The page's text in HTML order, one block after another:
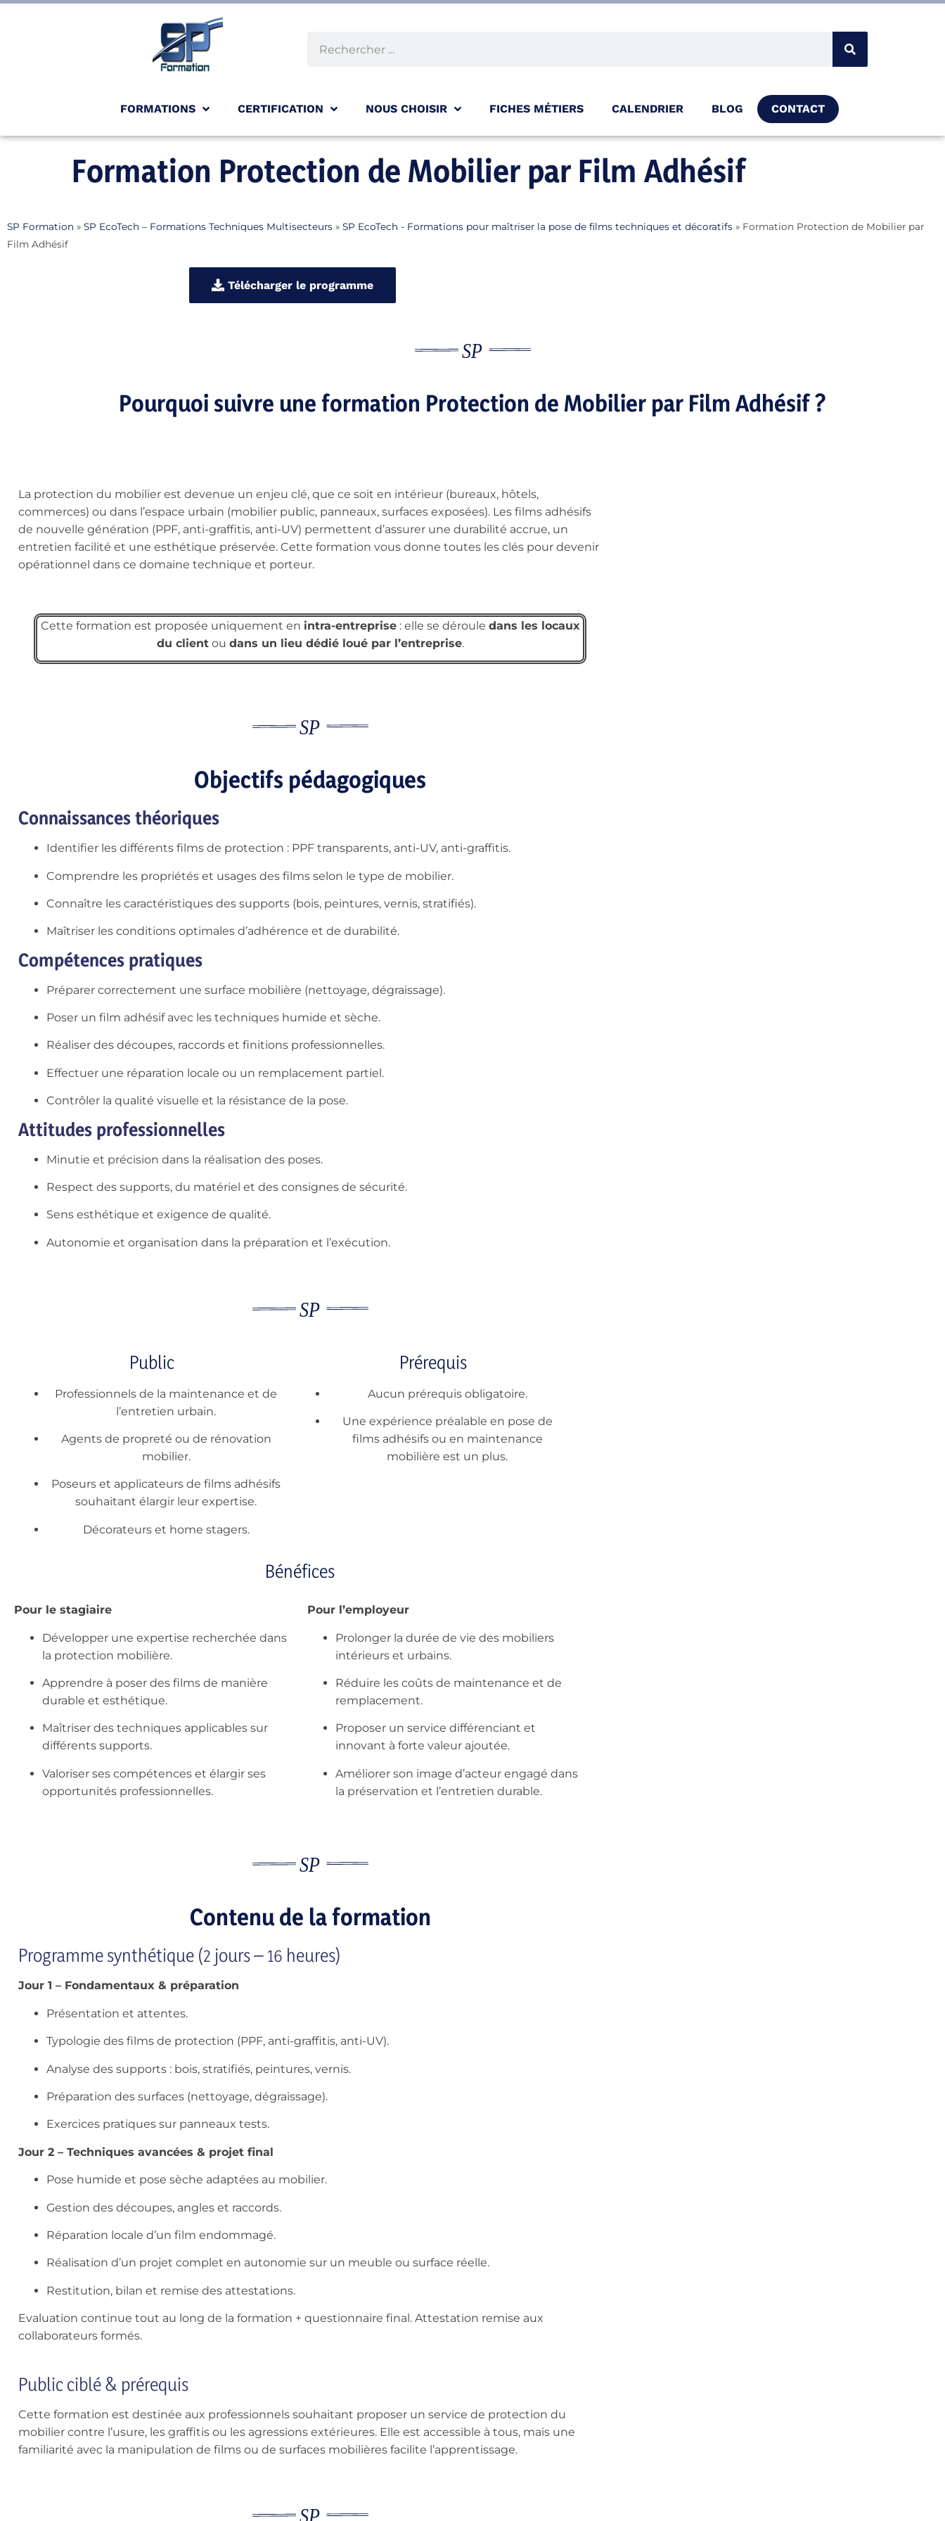
FORMATIONS CERTIFICATION NOUS CHOISIR FICHES MÉTIERS CALENDRIER BLOG CONTACT
Formation Protection de Mobilier par Film Adhésif
SP Formation » SP EcoTech – Formations Techniques Multisecteurs » SP EcoTech - Formations pour maîtriser la pose de films techniques et décoratifs » Formation Protection de Mobilier par
Film Adhésif
Télécharger le programme
Pourquoi suivre une formation Protection de Mobilier par Film Adhésif ?
La protection du mobilier est devenue un enjeu clé, que ce soit en intérieur (bureaux, hôtels,
commerces) ou dans l’espace urbain (mobilier public, panneaux, surfaces exposées). Les films adhésifs
de nouvelle génération (PPF, anti-graffitis, anti-UV) permettent d’assurer une durabilité accrue, un
entretien facilité et une esthétique préservée. Cette formation vous donne toutes les clés pour devenir
opérationnel dans ce domaine technique et porteur.
Cette formation est proposée uniquement en intra-entreprise: elle se déroule dans les locaux
du clientou dans un lieu dédié loué par l’entreprise.
Objectifs pédagogiques
Connaissances théoriques
Identifier les différents films de protection : PPF transparents, anti-UV, anti-graffitis.
Comprendre les propriétés et usages des films selon le type de mobilier.
Connaître les caractéristiques des supports (bois, peintures, vernis, stratifiés).
Maîtriser les conditions optimales d’adhérence et de durabilité.
Compétences pratiques
Préparer correctement une surface mobilière (nettoyage, dégraissage).
Poser un film adhésif avec les techniques humide et sèche.
Réaliser des découpes, raccords et finitions professionnelles.
Effectuer une réparation locale ou un remplacement partiel.
Contrôler la qualité visuelle et la résistance de la pose.
Attitudes professionnelles
Minutie et précision dans la réalisation des poses.
Respect des supports, du matériel et des consignes de sécurité.
Sens esthétique et exigence de qualité.
Autonomie et organisation dans la préparation et l’exécution.
Public
Professionnels de la maintenance et de
l’entretien urbain.
Agents de propreté ou de rénovation
mobilier.
Poseurs et applicateurs de films adhésifs
souhaitant élargir leur expertise.
Décorateurs et home stagers.
Prérequis
Aucun prérequis obligatoire.
Une expérience préalable en pose de
films adhésifs ou en maintenance
mobilière est un plus.
Bénéfices
Pour le stagiaire
Développer une expertise recherchée dans
la protection mobilière.
Apprendre à poser des films de manière
durable et esthétique.
Maîtriser des techniques applicables sur
différents supports.
Valoriser ses compétences et élargir ses
opportunités professionnelles.
Pour l’employeur
Prolonger la durée de vie des mobiliers
intérieurs et urbains.
Réduire les coûts de maintenance et de
remplacement.
Proposer un service différenciant et
innovant à forte valeur ajoutée.
Améliorer son image d’acteur engagé dans
la préservation et l’entretien durable.
Contenu de la formation
Programme synthétique (2 jours – 16 heures)
Jour 1 – Fondamentaux & préparation
Présentation et attentes.
Typologie des films de protection (PPF, anti-graffitis, anti-UV).
Analyse des supports : bois, stratifiés, peintures, vernis.
Préparation des surfaces (nettoyage, dégraissage).
Exercices pratiques sur panneaux tests.
Jour 2 – Techniques avancées & projet final
Pose humide et pose sèche adaptées au mobilier.
Gestion des découpes, angles et raccords.
Réparation locale d’un film endommagé.
Réalisation d’un projet complet en autonomie sur un meuble ou surface réelle.
Restitution, bilan et remise des attestations.
Evaluation continue tout au long de la formation + questionnaire final. Attestation remise aux
collaborateurs formés.
Public ciblé & prérequis
Cette formation est destinée aux professionnels souhaitant proposer un service de protection du
mobilier contre l’usure, les graffitis ou les agressions extérieures. Elle est accessible à tous, mais une
familiarité avec la manipulation de films ou de surfaces mobilières facilite l’apprentissage.